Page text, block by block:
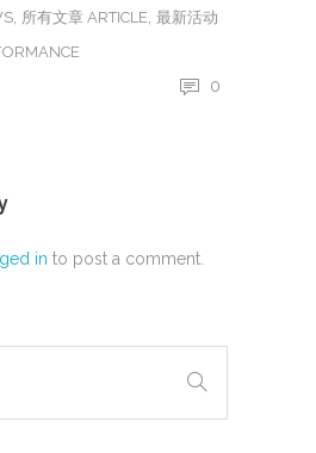
所有文章 ARTICLE 最新活动
0
in to post a comment.